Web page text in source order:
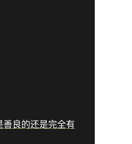
善良的还是完全有